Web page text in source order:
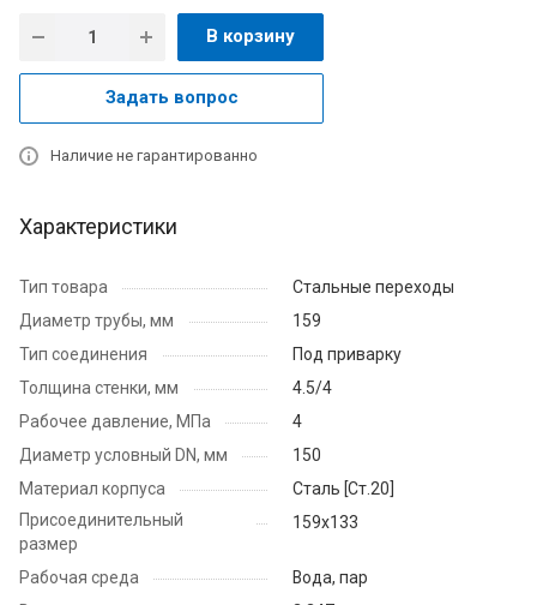
В корзину
Задать вопрос
Наличие не гарантированно
Характеристики
Тип товара
Стальные переходы
Диаметр трубы, мм
159
Тип соединения
Под приварку
Толщина стенки, мм
4.5/4
Рабочее давление, МПа
4
Диаметр условный DN, мм
150
Материал корпуса
Cталь [Ст.20]
Присоединительный
размер
159х133
Рабочая среда
Вода, пар